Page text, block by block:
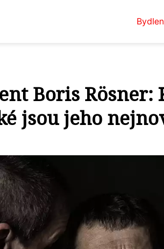
Boris Rösner:
jsou jeho